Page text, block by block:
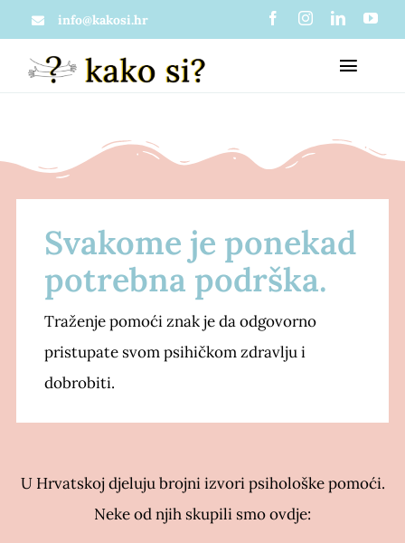
to
content
info@kakosi.hr
Mi u medijima
Članci
Materijali
Usluge
Psihološko savjetovanje
Savjetovanje uživo
Grupe podrške za socijalnu anksioznost
Projekti
Slika o sebi: nježnost i umjetnost
Kontakt
Svakome je ponekad
potrebna podrška.
Traženje pomoći znak je da odgovorno
pristupate svom psihičkom zdravlju i
dobrobiti.
U Hrvatskoj djeluju brojni izvori psihološke pomoći.
Neke od njih skupili smo ovdje: